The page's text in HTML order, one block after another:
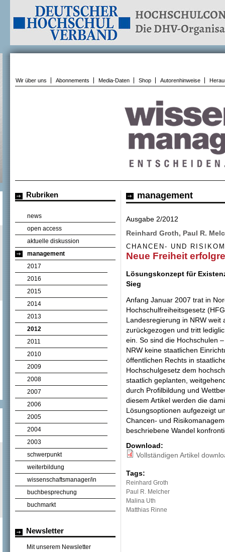
Wir über uns Abonnements Media-Daten Shop Autorenhinweise
Rubriken
news
open access
aktuelle diskussion
management
2017
2016
2015
2014
2013
2012
2011
2010
2009
2008
2007
2006
2005
2004
2003
schwerpunkt
weiterbildung
wissenschaftsmanager/in
buchbesprechung
buchmarkt
Newsletter
Mit unserem Newsletter
management
Ausgabe 2/2012
Reinhard Groth, Paul R.
CHANCEN- UND
Neue Freiheit
Lösungskonzept für
Sieg
Anfang Januar 2007 trat in
Hochschulfreiheitsgesetz
Landesregierung in NRW
zurückgezogen und tritt
ein. So sind die Hochschulen
NRW keine staatlichen
öffentlichen Rechts in
Hochschulgesetz dem
staatlich geplanten,
durch Profilbildung und
diesem Artikel werden die
Lösungsoptionen aufgezeigt
Chancen- und
beschriebene Wandel
Download:
Vollständigen Artikel
Tags:
Reinhard Groth
Paul R. Melcher
Malina Uth
Matthias Rinne